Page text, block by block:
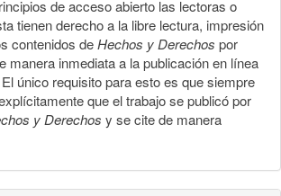
de acceso abierto las lectoras o
tienen derecho a la libre lectura, impresión
contenidos deHechos y Derechos por
manera inmediata a la publicación en línea
único requisito para esto es que siempre
que el trabajo se publicó por
y Derechos y se cite de manera